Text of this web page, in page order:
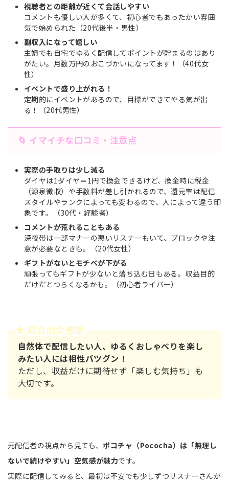
視聴者との距離が近くて会話しやすい
コメントも優しい人が多くて、初心者でもあったかい雰囲
気で始められた（20代後半・男性）
副収入になって嬉しい
主婦でも自宅でゆるく配信してポイントが貯まるのはあり
がたい。月数万円のおこづかいになってます！（40代女
性）
イベントで盛り上がれる！
定期的にイベントがあるので、目標ができてやる気が出
る！（20代男性）
🌀 イマイチな口コミ・注意点
実際の手取りは少し減る
ダイヤは1ダイヤ＝1円で換金できるけど、換金時に税金
（源泉徴収）や手数料が差し引かれるので、還元率は配信
スタイルやランクによっても変わるので、人によって違う印
象です。（30代・経験者）
コメントが荒れることもある
深夜帯は一部マナーの悪いリスナーもいて、ブロックや注
意が必要なときも。（20代女性）
ギフトがないとモチベが下がる
頑張ってもギフトが少ないと落ち込む日もある。収益目的
だけだとつらくなるかも。（初心者ライバー）
総合的な感想
自然体で配信したい人、ゆるくおしゃべりを楽し
みたい人には相性バツグン！
ただし、収益だけに期待せず「楽しむ気持ち」も
大切です。
元配信者の視点から見ても、ポコチャ（Pococha）は「無理し
ないで続けやすい」空気感が魅力です。
実際に配信してみると、最初は不安でも少しずつリスナーさんが